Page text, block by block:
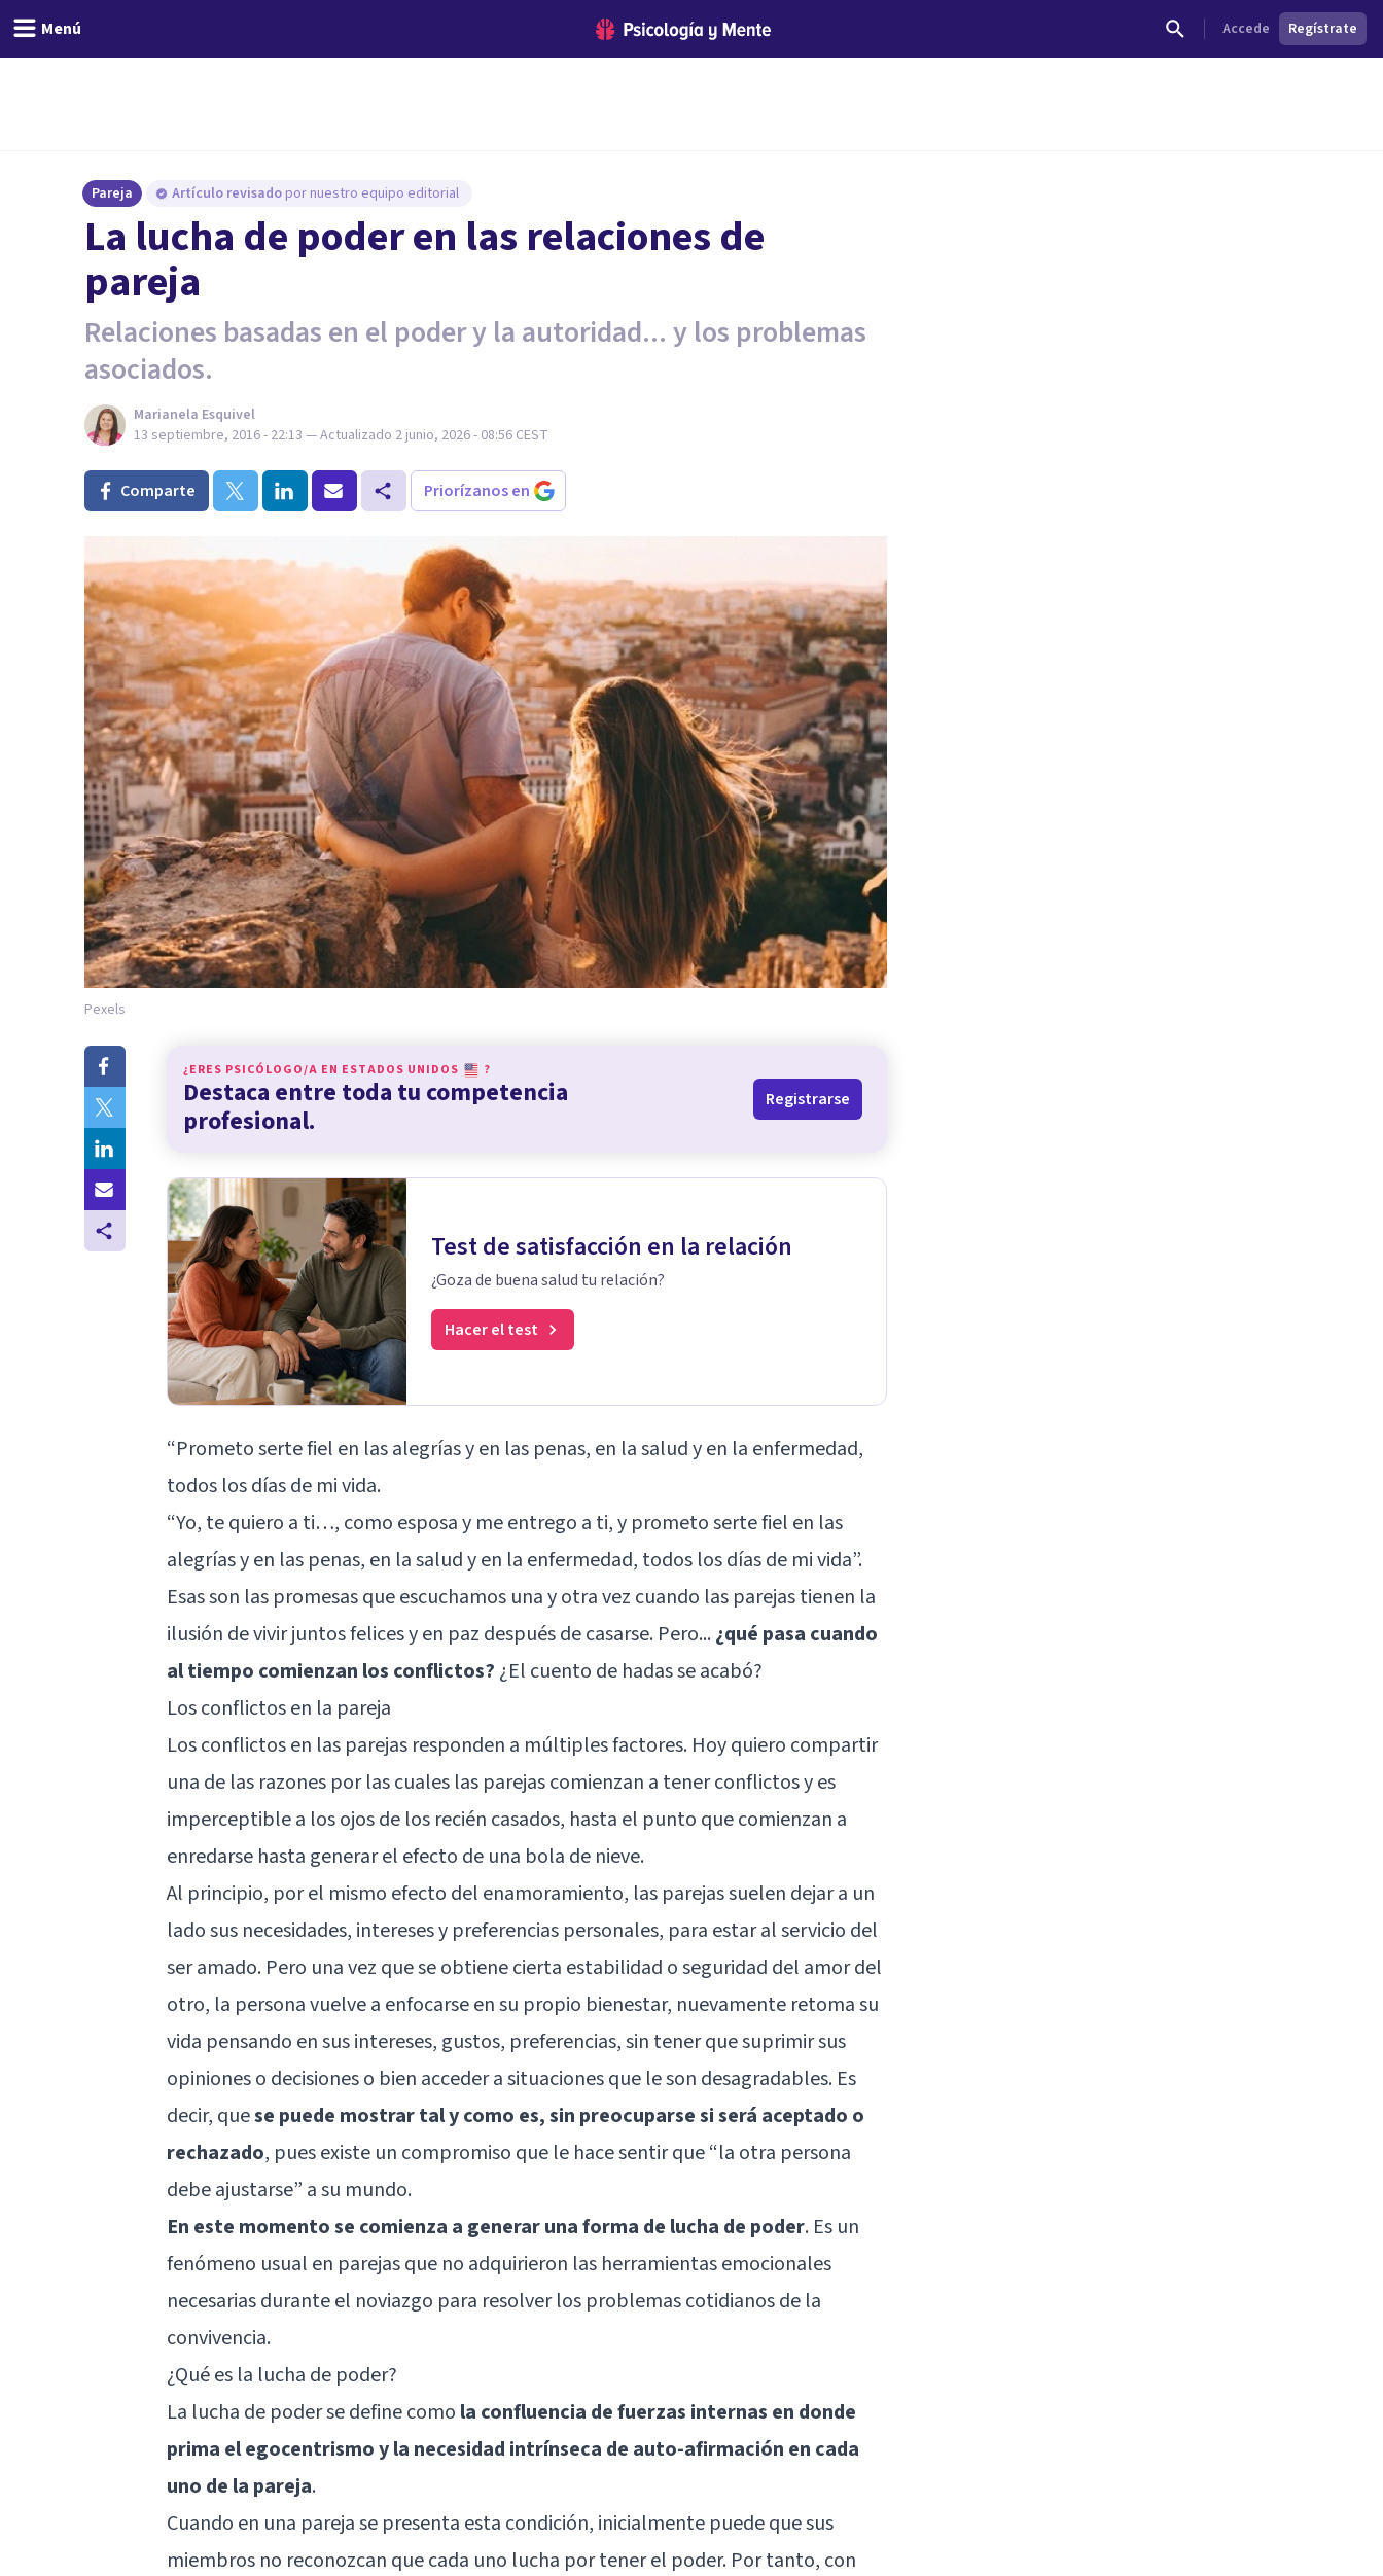
Menú Accede Regístrate
Pareja Artículo revisado por nuestro equipo editorial
​La lucha de poder en las relaciones de
pareja
Relaciones basadas en el poder y la autoridad... y los problemas
asociados.
Marianela Esquivel
13 septiembre, 2016 - 22:13 — Actualizado 2 junio, 2026 - 08:56 CEST
Comparte Priorízanos en
Pexels
¿ERES PSICÓLOGO/A EN ESTADOS UNIDOS ?
Destaca entre toda tu competencia
profesional.
Registrarse
Test de satisfacción en la relación
¿Goza de buena salud tu relación?
Hacer el test
“Prometo serte fiel en las alegrías y en las penas, en la salud y en la enfermedad,
todos los días de mi vida.
“Yo, te quiero a ti…, como esposa y me entrego a ti, y prometo serte fiel en las
alegrías y en las penas, en la salud y en la enfermedad, todos los días de mi vida”.
Esas son las promesas que escuchamos una y otra vez cuando las parejas tienen la
ilusión de vivir juntos felices y en paz después de casarse. Pero...¿qué pasa cuando
al tiempo comienzan los conflictos? ¿El cuento de hadas se acabó?
Los conflictos en la pareja
Losconflictos en las parejas responden a múltiples factores. Hoy quiero compartir
una de las razones por las cuales las parejas comienzan a tener conflictos y es
imperceptible a los ojos de los recién casados, hasta el punto que comienzan a
enredarse hasta generar el efecto de una bola de nieve.
Al principio, por el mismo efecto del enamoramiento, las parejas suelen dejar a un
lado sus necesidades, intereses y preferencias personales, para estar al servicio del
ser amado. Pero una vez que se obtiene cierta estabilidad o seguridad del amor del
otro, la persona vuelve a enfocarse en su propio bienestar, nuevamente retoma su
vida pensando en sus intereses, gustos, preferencias, sin tener que suprimir sus
opiniones o decisiones o bien acceder a situaciones que le son desagradables. Es
decir, quese puede mostrar tal y como es, sin preocuparse si será aceptado o
rechazado, pues existe un compromiso que le hace sentir que “la otra persona
debe ajustarse” a su mundo.
En este momento se comienza a generar una forma de lucha de poder. Es un
fenómeno usual en parejas que no adquirieron las herramientas emocionales
necesarias durante el noviazgo para resolver los problemas cotidianos de la
convivencia.
¿Qué es la lucha de poder?
La lucha de poder se define como la confluencia de fuerzas internas en donde
prima el egocentrismo y la necesidad intrínseca de auto-afirmación en cada
uno de la pareja.
Cuando en una pareja se presenta esta condición, inicialmente puede que sus
miembros no reconozcan que cada uno lucha por tener el poder. Por tanto, con